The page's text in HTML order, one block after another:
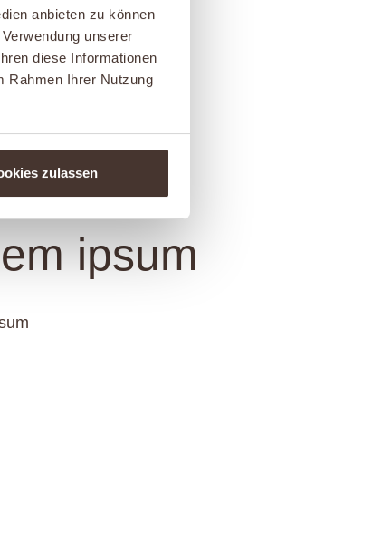
anbieten zu können
unserer
diese Informationen
Rahmen Ihrer Nutzung
zulassen
ipsum